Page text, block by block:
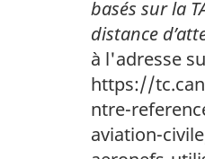
basés sur la
distance
à l'adresse
https://
ntre-
aviation-